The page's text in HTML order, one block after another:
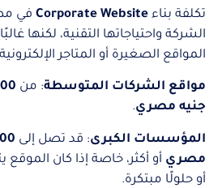
تكلفة بناء Corporate Website في
الشركة واحتياجاتها التقنية، لكنها
المواقع الصغيرة أو المتاجر
مواقع الشركات المتوسطة: من
جنيه مصري.
المؤسسات الكبرى: قد تصل إلى
مصري أو أكثر، خاصة إذا كان
أو حلولًا مبتكرة.